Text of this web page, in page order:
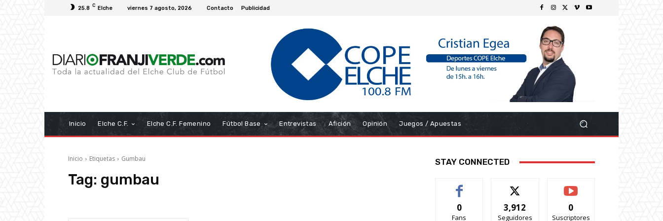
25.8 C Elche viernes 7 agosto, 2026 Contacto Publicidad
Inicio Elche C.F. Elche C.F. Femenino Fútbol Base Entrevistas Afición Opinión Juegos / Apuestas
Inicio Etiquetas Gumbau
Tag: gumbau
STAY CONNECTED
0
Fans
3,912
Seguidores
0
Suscriptores